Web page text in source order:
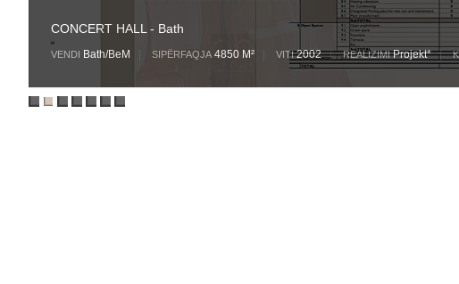
CONCERT HALL - Bath
VENDI Bath/BeM SIPËRFAQJA 4850 M² VITI2002| REALIZIMIProjekt*|